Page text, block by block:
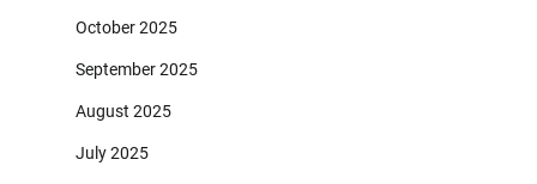
October 2025
September 2025
August 2025
July 2025